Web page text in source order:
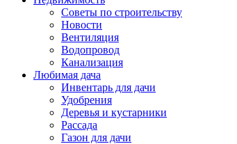
Советы по строительству
Новости
Вентиляция
Водопровод
Канализация
Любимая дача
Инвентарь для дачи
Удобрения
Деревья и кустарники
Рассада
Газон для дачи